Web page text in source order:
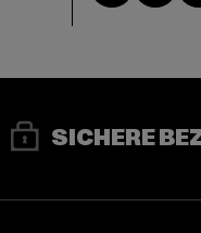
SICHERE